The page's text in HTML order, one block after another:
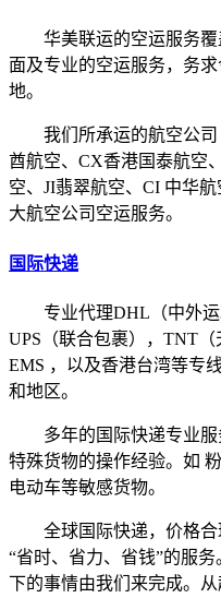
华美联运的空运服务覆
面及专业的空运服务，务
地。
我们所承运的航空公司
酋航空、CX香港国泰航空
空、JI翡翠航空、CI 中华
大航空公司空运服务。
国际快递
专业代理DHL（中外运
UPS（联合包裹），TNT
EMS ，以及香港台湾等专
和地区。
多年的国际快递专业服
特殊货物的操作经验。如
电动车等敏感货物。
全球国际快递，价格合
“省时、省力、省钱”的服
下的事情由我们来完成。